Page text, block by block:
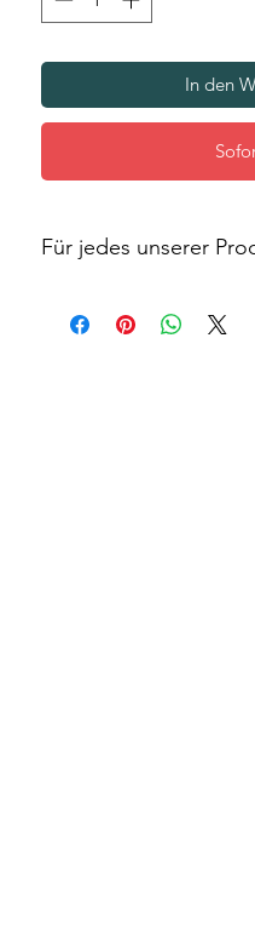
In den
Für jedes unserer
Das bedeutet, dass es zu